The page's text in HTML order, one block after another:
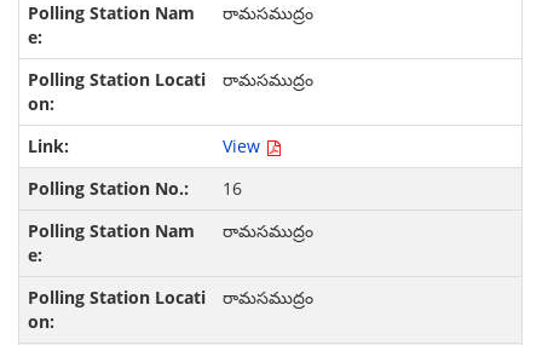
రామసముద్రం
రామసముద్రం
View
16
రామసముద్రం
రామసముద్రం